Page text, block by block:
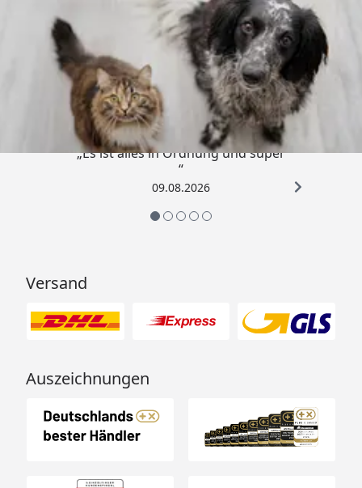
Trusted Shops
4,73/ 5
„Es ist alles in Ordnung und super
“
09.08.2026
Versand
Auszeichnungen